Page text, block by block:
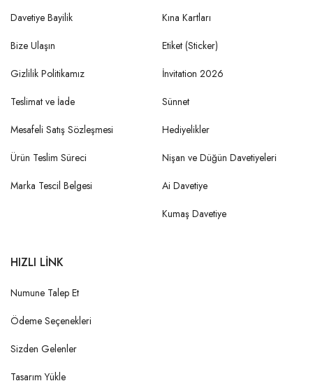
Davetiye Bayilik
Bize Ulaşın
Gizlilik Politikamız
Teslimat ve İade
Mesafeli Satış Sözleşmesi
Ürün Teslim Süreci
Marka Tescil Belgesi
Kına Kartları
Etiket (Sticker)
İnvitation 2026
Sünnet
Hediyelikler
Nişan ve Düğün Davetiyeleri
Ai Davetiye
Kumaş Davetiye
HIZLI LİNK
Numune Talep Et
Ödeme Seçenekleri
Sizden Gelenler
Tasarım Yükle